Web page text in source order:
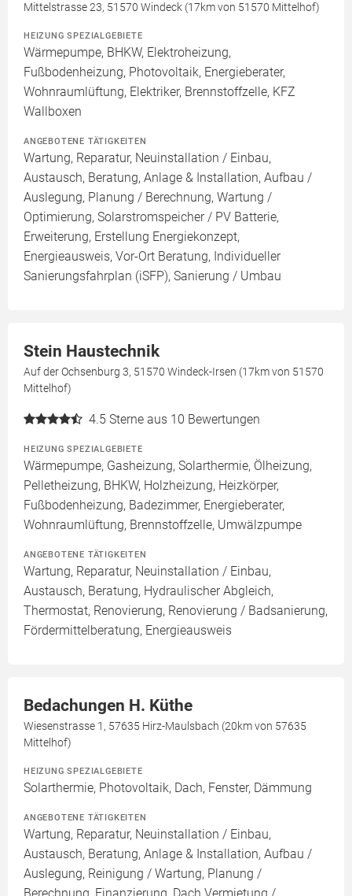
Mittelstrasse 23, 51570 Windeck (17km von 51570 Mittelhof)
HEIZUNG SPEZIALGEBIETE
Wärmepumpe, BHKW, Elektroheizung,
Fußbodenheizung, Photovoltaik, Energieberater,
Wohnraumlüftung, Elektriker, Brennstoffzelle, KFZ
Wallboxen
ANGEBOTENE TÄTIGKEITEN
Wartung, Reparatur, Neuinstallation / Einbau,
Austausch, Beratung, Anlage & Installation, Aufbau /
Auslegung, Planung / Berechnung, Wartung /
Optimierung, Solarstromspeicher / PV Batterie,
Erweiterung, Erstellung Energiekonzept,
Energieausweis, Vor-Ort Beratung, Individueller
Sanierungsfahrplan (iSFP), Sanierung / Umbau
Stein Haustechnik
Auf der Ochsenburg 3, 51570 Windeck-Irsen (17km von 51570
Mittelhof)
4.5 Sterne aus 10 Bewertungen
HEIZUNG SPEZIALGEBIETE
Wärmepumpe, Gasheizung, Solarthermie, Ölheizung,
Pelletheizung, BHKW, Holzheizung, Heizkörper,
Fußbodenheizung, Badezimmer, Energieberater,
Wohnraumlüftung, Brennstoffzelle, Umwälzpumpe
ANGEBOTENE TÄTIGKEITEN
Wartung, Reparatur, Neuinstallation / Einbau,
Austausch, Beratung, Hydraulischer Abgleich,
Thermostat, Renovierung, Renovierung / Badsanierung,
Fördermittelberatung, Energieausweis
Bedachungen H. Küthe
Wiesenstrasse 1, 57635 Hirz-Maulsbach (20km von 57635
Mittelhof)
HEIZUNG SPEZIALGEBIETE
Solarthermie, Photovoltaik, Dach, Fenster, Dämmung
ANGEBOTENE TÄTIGKEITEN
Wartung, Reparatur, Neuinstallation / Einbau,
Austausch, Beratung, Anlage & Installation, Aufbau /
Auslegung, Reinigung / Wartung, Planung /